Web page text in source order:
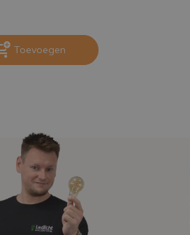
Toevoegen